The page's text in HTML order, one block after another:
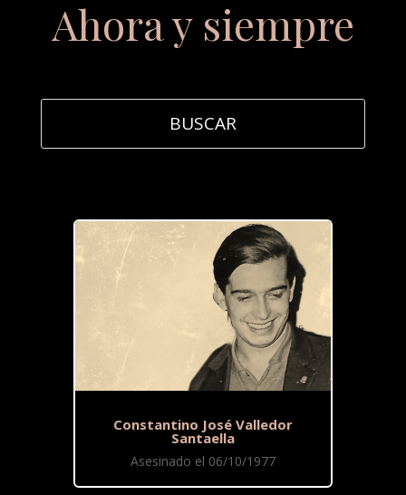
Ahora y siempre
Constantino José Valledor
Santaella
Asesinado el 06/10/1977